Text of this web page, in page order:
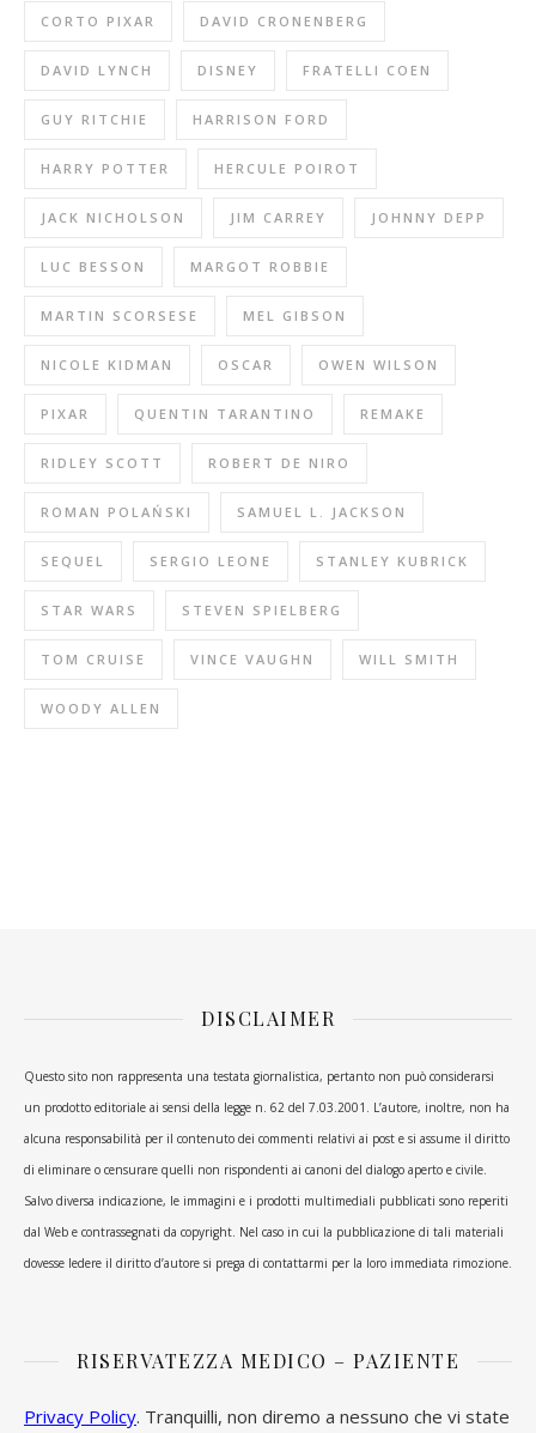
CORTO PIXAR DAVID CRONENBERG
DAVID LYNCH DISNEY FRATELLI COEN
GUY RITCHIE HARRISON FORD
HARRY POTTER HERCULE POIROT
JACK NICHOLSON JIM CARREY JOHNNY DEPP
LUC BESSON MARGOT ROBBIE
MARTIN SCORSESE MEL GIBSON
NICOLE KIDMAN OSCAR OWEN WILSON
PIXAR QUENTIN TARANTINO REMAKE
RIDLEY SCOTT ROBERT DE NIRO
ROMAN POLAŃSKI SAMUEL L. JACKSON
SEQUEL SERGIO LEONE STANLEY KUBRICK
STAR WARS STEVEN SPIELBERG
TOM CRUISE VINCE VAUGHN WILL SMITH
WOODY ALLEN
DISCLAIMER
Questo sito non rappresenta una testata giornalistica, pertanto non può considerarsi
un prodotto editoriale ai sensi della legge n. 62 del 7.03.2001. L’autore, inoltre, non ha
alcuna responsabilità per il contenuto dei commenti relativi ai post e si assume il diritto
di eliminare o censurare quelli non rispondenti ai canoni del dialogo aperto e civile.
Salvo diversa indicazione, le immagini e i prodotti multimediali pubblicati sono reperiti
dal Web e contrassegnati da copyright. Nel caso in cui la pubblicazione di tali materiali
dovesse ledere il diritto d’autore si prega di contattarmi per la loro immediata rimozione.
RISERVATEZZA MEDICO – PAZIENTE
Privacy Policy. Tranquilli, non diremo a nessuno che vi state